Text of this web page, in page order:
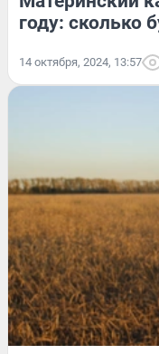
году: сколько
14 октября, 2024, 13:57